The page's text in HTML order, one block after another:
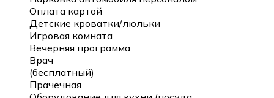
Оплата картой
Детские кроватки/люльки
Игровая комната
Вечерняя программа
Врач
(бесплатный)
Прачечная